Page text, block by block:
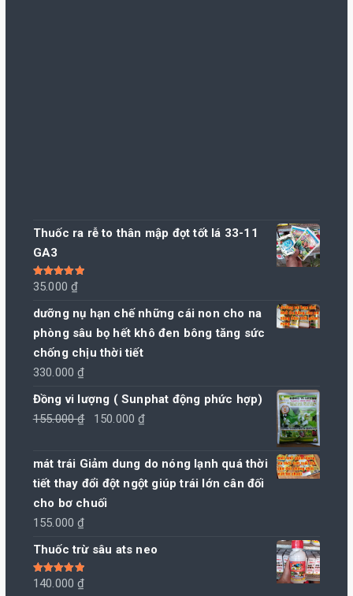
Thuốc ra rễ to thân mập đọt tốt lá 33-11
GA3
Được xếp
hạng 5.005
35.000₫
dưỡng nụ hạn chế những cái non cho na
phòng sâu bọ hết khô đen bông tăng sức
chống chịu thời tiết
330.000₫
Đồng vi lượng ( Sunphat động phức hợp)
155.000₫
Giá
là:
155.000 ₫.
150.000₫
tại
là:
mát trái Giảm dung do nóng lạnh quá thời
tiết thay đổi đột ngột giúp trái lớn cân đối
cho bơ chuối
155.000₫
Thuốc trừ sâu ats neo
Được xếp
5
140.000₫